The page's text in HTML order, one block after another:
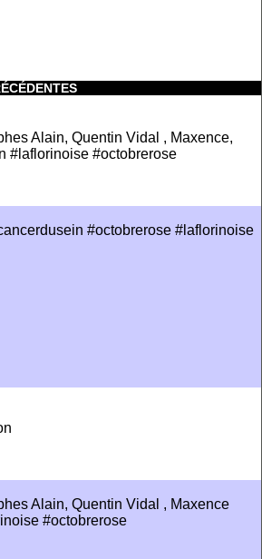
Alain, Quentin Vidal , Maxence,
#laflorinoise #octobrerose
#octobrerose #laflorinoise
Alain, Quentin Vidal , Maxence
#octobrerose